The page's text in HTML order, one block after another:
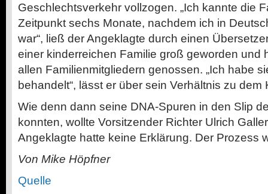
Geschlechtsverkehr vollzogen. „Ich kannte die
Zeitpunkt sechs Monate, nachdem ich in
war“, ließ der Angeklagte durch einen
einer kinderreichen Familie groß geworden und
allen Familienmitgliedern genossen. „Ich habe
behandelt“, lässt er über sein Verhältnis zu dem
Wie denn dann seine DNA-Spuren in den Slip
konnten, wollte Vorsitzender Richter Ulrich
Angeklagte hatte keine Erklärung. Der Prozess
Von Mike Höpfner
Quelle